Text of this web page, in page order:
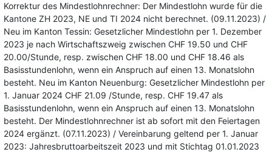
Korrektur des Mindestlohnrechner: Der Mindestlohn wurde für die
Kantone ZH 2023, NE und TI 2024 nicht berechnet. (09.11.2023) /
Neu im Kanton Tessin: Gesetzlicher Mindestlohn per 1. Dezember
2023 je nach Wirtschaftszweig zwischen CHF 19.50 und CHF
20.00/Stunde, resp. zwischen CHF 18.00 und CHF 18.46 als
Basisstundenlohn, wenn ein Anspruch auf einen 13. Monatslohn
besteht. Neu im Kanton Neuenburg: Gesetzlicher Mindestlohn per
1. Januar 2024 CHF 21.09 /Stunde, resp. CHF 19.47 als
Basisstundenlohn, wenn ein Anspruch auf einen 13. Monatslohn
besteht. Der Mindestlohnrechner ist ab sofort mit den Feiertagen
2024 ergänzt. (07.11.2023) / Vereinbarung geltend per 1. Januar
2023: Jahresbruttoarbeitszeit 2023 und mit Stichtag 01.01.2023